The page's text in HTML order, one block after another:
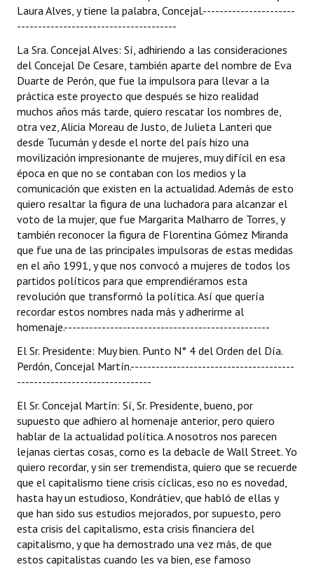
Laura Alves, y tiene la palabra, Concejal.----------------------
--------------------------------------
La Sra. Concejal Alves: Sí, adhiriendo a las consideraciones
del Concejal De Cesare, también aparte del nombre de Eva
Duarte de Perón, que fue la impulsora para llevar a la
práctica este proyecto que después se hizo realidad
muchos años más tarde, quiero rescatar los nombres de,
otra vez, Alicia Moreau de Justo, de Julieta Lanteri que
desde Tucumán y desde el norte del país hizo una
movilización impresionante de mujeres, muy difícil en esa
época en que no se contaban con los medios y la
comunicación que existen en la actualidad. Además de esto
quiero resaltar la figura de una luchadora para alcanzar el
voto de la mujer, que fue Margarita Malharro de Torres, y
también reconocer la figura de Florentina Gómez Miranda
que fue una de las principales impulsoras de estas medidas
en el año 1991, y que nos convocó a mujeres de todos los
partidos políticos para que emprendiéramos esta
revolución que transformó la política. Así que quería
recordar estos nombres nada más y adherirme al
homenaje.-------------------------------------------------
El Sr. Presidente: Muy bien. Punto N° 4 del Orden del Día.
Perdón, Concejal Martín.---------------------------------------
--------------------------------
El Sr. Concejal Martín: Sí, Sr. Presidente, bueno, por
supuesto que adhiero al homenaje anterior, pero quiero
hablar de la actualidad política. A nosotros nos parecen
lejanas ciertas cosas, como es la debacle de Wall Street. Yo
quiero recordar, y sin ser tremendista, quiero que se recuerde
que el capitalismo tiene crisis cíclicas, eso no es novedad,
hasta hay un estudioso, Kondrátiev, que habló de ellas y
que han sido sus estudios mejorados, por supuesto, pero
esta crisis del capitalismo, esta crisis financiera del
capitalismo, y que ha demostrado una vez más, de que
estos capitalistas cuando les va bien, ese famoso